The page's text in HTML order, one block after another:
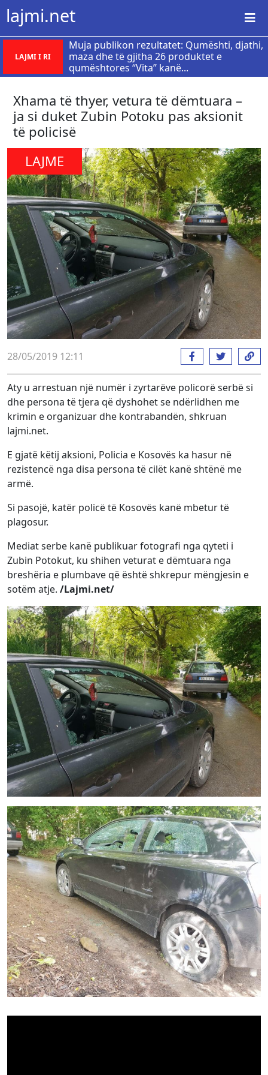
lajmi.net
LAJMI I RI
Muja publikon rezultatet: Qumështi, djathi,
maza dhe të gjitha 26 produktet e
qumështores “Vita” kanë...
Xhama të thyer, vetura të dëmtuara –
ja si duket Zubin Potoku pas aksionit
të policisë
LAJME
28/05/2019 12:11
Aty u arrestuan një numër i zyrtarëve policorë serbë si
dhe persona të tjera që dyshohet se ndërlidhen me
krimin e organizuar dhe kontrabandën, shkruan
lajmi.net.
E gjatë këtij aksioni, Policia e Kosovës ka hasur në
rezistencë nga disa persona të cilët kanë shtënë me
armë.
Si pasojë, katër policë të Kosovës kanë mbetur të
plagosur.
Mediat serbe kanë publikuar fotografi nga qyteti i
Zubin Potokut, ku shihen veturat e dëmtuara nga
breshëria e plumbave që është shkrepur mëngjesin e
sotëm atje. /Lajmi.net/